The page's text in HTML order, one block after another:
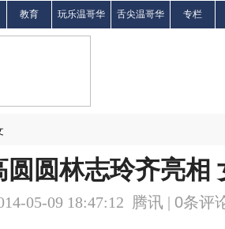
教育 玩乐温哥华 舌尖温哥华 专栏
圆圆林志玲齐亮相
05-09 18:47:12 腾讯 | 0条评